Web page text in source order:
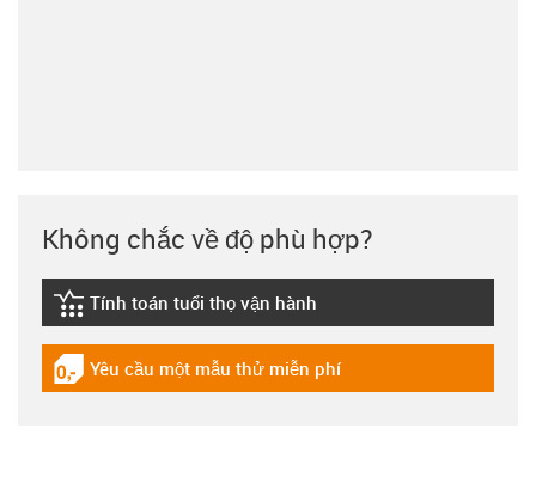
Không chắc về độ phù hợp?
igus-icon-lebensdauerrechner
Tính toán tuổi thọ vận hành
igus-icon-gratismuster
Yêu cầu một mẫu thử miễn phí